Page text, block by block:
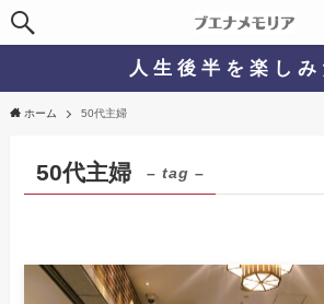
人 生 後 半 を 楽 し み
ホーム 50代主婦
50代主婦 – tag –